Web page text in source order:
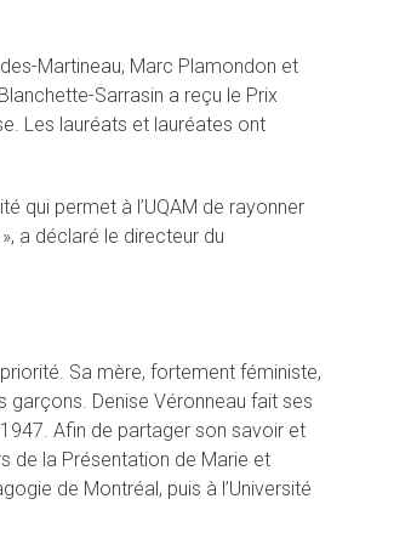
Martineau, Marc Plamondon et
Sarrasin a reçu le Prix
Les lauréats et lauréates ont
qui permet à l’UQAM de rayonner
a déclaré le directeur du
Sa mère, fortement féministe,
Denise Véronneau fait ses
Afin de partager son savoir et
de la Présentation de Marie et
de Montréal, puis à l’Université